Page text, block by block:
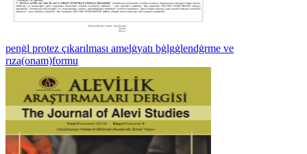
penġl protez çıkarılması amelġyatı bġlgġlendġrme ve
rıza(onam)formu